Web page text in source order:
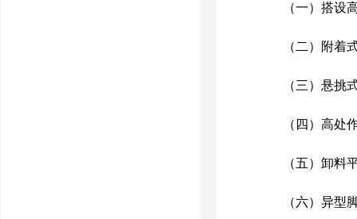
（一）搭设
（二）附着式
（三）悬挑式
（四）高处作
（五）卸料平
（六）异型脚